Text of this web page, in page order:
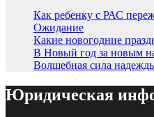
Как ребенку с РАС
Ожидание
Какие новогодние
В Новый год за новым
Волшебная сила
Юридическая